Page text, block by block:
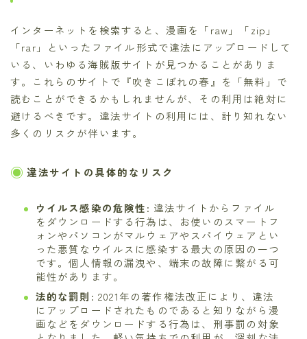
インターネットを検索すると、漫画を「raw」「zip」
「rar」といったファイル形式で違法にアップロードして
いる、いわゆる海賊版サイトが見つかることがありま
す。これらのサイトで『吹きこぼれの春』を「無料」で
読むことができるかもしれませんが、その利用は絶対に
避けるべきです。違法サイトの利用には、計り知れない
多くのリスクが伴います。
違法サイトの具体的なリスク
ウイルス感染の危険性: 違法サイトからファイル
をダウンロードする行為は、お使いのスマートフ
ォンやパソコンがマルウェアやスパイウェアとい
った悪質なウイルスに感染する最大の原因の一つ
です。個人情報の漏洩や、端末の故障に繋がる可
能性があります。
法的な罰則 : 2021年の著作権法改正により、違法
にアップロードされたものであると知りながら漫
画などをダウンロードする行為は、刑事罰の対象